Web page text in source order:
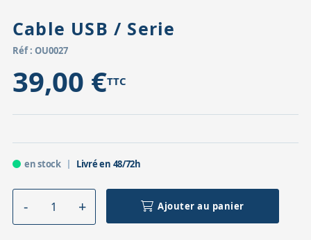
Cable USB / Serie
Réf : OU0027
39,00 €TTC
en stock Livré en 48/72h
Ajouter au panier